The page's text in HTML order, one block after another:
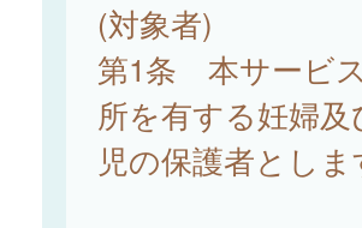
(対象者)
第1条 本サービ
所を有する妊婦
児の保護者としま